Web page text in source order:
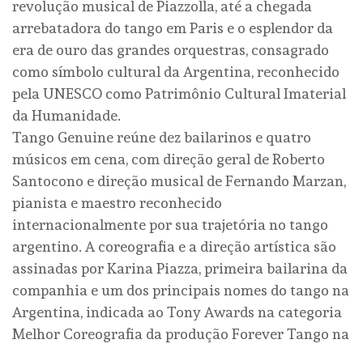
revolução musical de Piazzolla, até a chegada
arrebatadora do tango em Paris e o esplendor da
era de ouro das grandes orquestras, consagrado
como símbolo cultural da Argentina, reconhecido
pela UNESCO como Patrimônio Cultural Imaterial
da Humanidade.
Tango Genuine reúne dez bailarinos e quatro
músicos em cena, com direção geral de Roberto
Santocono e direção musical de Fernando Marzan,
pianista e maestro reconhecido
internacionalmente por sua trajetória no tango
argentino. A coreografia e a direção artística são
assinadas por Karina Piazza, primeira bailarina da
companhia e um dos principais nomes do tango na
Argentina, indicada ao Tony Awards na categoria
Melhor Coreografia da produção Forever Tango na